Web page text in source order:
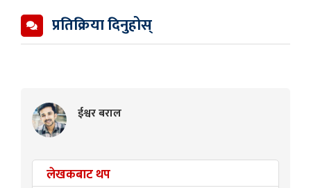
प्रतिक्रिया दिनुहोस्
ईश्वर बराल
लेखकबाट थप